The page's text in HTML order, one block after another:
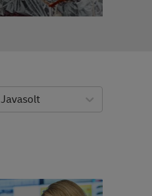
Javasolt